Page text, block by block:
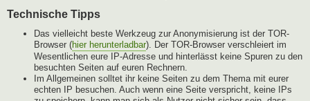
Technische Tipps
Das vielleicht beste Werkzeug zur Anonymisierung ist der TOR-
Browser (hier herunterladbar). Der TOR-Browser verschleiert im
Wesentlichen eure IP-Adresse und hinterlässt keine Spuren zu den
besuchten Seiten auf euren Rechnern.
Im Allgemeinen solltet ihr keine Seiten zu dem Thema mit eurer
echten IP besuchen. Auch wenn eine Seite verspricht, keine IPs